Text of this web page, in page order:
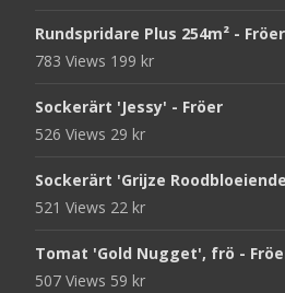
Rundspridare Plus 254m² - Fröer
783 Views 199 kr
Sockerärt 'Jessy' - Fröer
526 Views 29 kr
Sockerärt 'Grijze
521 Views 22 kr
Tomat 'Gold Nugget', frö -
507 Views 59 kr